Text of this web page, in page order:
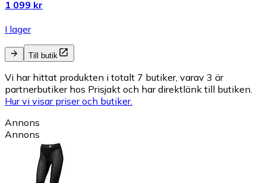
1 099 kr
I lager
Till butik
Vi har hittat produkten i totalt 7 butiker, varav 3 är
partnerbutiker hos Prisjakt och har direktlänk till butiken.
Hur vi visar priser och butiker.
Annons
Annons